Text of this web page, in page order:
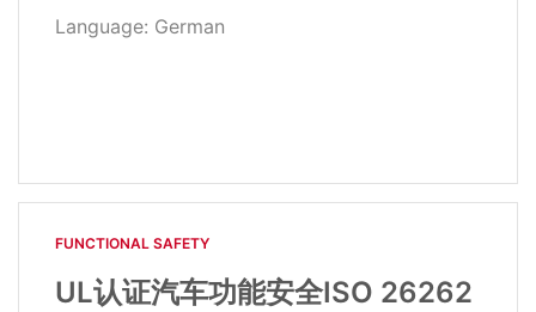
Language: German
FUNCTIONAL SAFETY​
UL认证汽车功能安全ISO 26262